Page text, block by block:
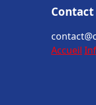
Contact
Accueil